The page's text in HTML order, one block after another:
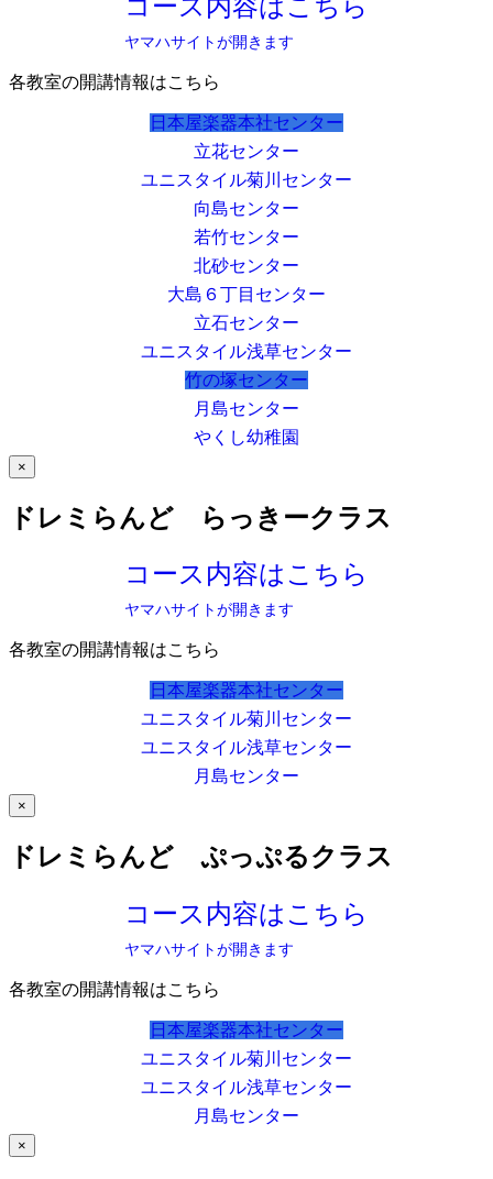
コース内容はこちら
ヤマハサイトが開きます
各教室の開講情報はこちら
日本屋楽器本社センター
立花センター
ユニスタイル菊川センター
向島センター
若竹センター
北砂センター
大島６丁目センター
立石センター
ユニスタイル浅草センター
竹の塚センター
月島センター
やくし幼稚園
×
ドレミらんど らっきークラス
コース内容はこちら
ヤマハサイトが開きます
各教室の開講情報はこちら
日本屋楽器本社センター
ユニスタイル菊川センター
ユニスタイル浅草センター
月島センター
×
ドレミらんど ぷっぷるクラス
コース内容はこちら
ヤマハサイトが開きます
各教室の開講情報はこちら
日本屋楽器本社センター
ユニスタイル菊川センター
ユニスタイル浅草センター
月島センター
×